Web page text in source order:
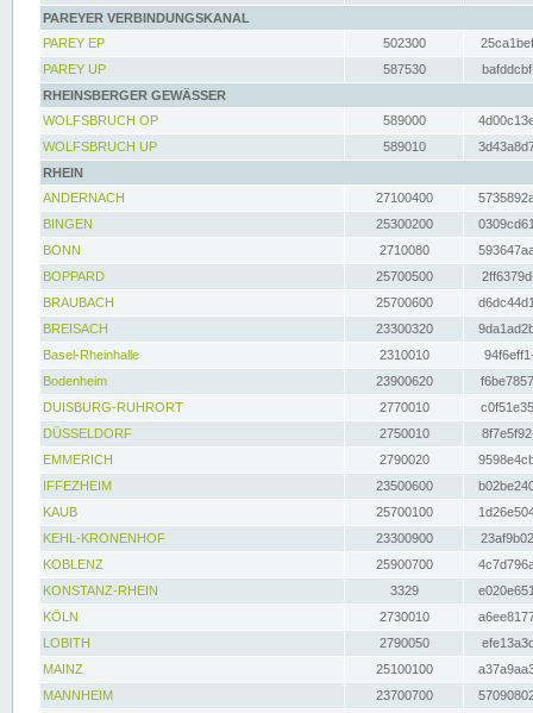
PAREYER VERBINDUNGSKANAL
PAREY EP
502300
PAREY UP
587530
RHEINSBERGER GEWÄSSER
WOLFSBRUCH OP
589000
WOLFSBRUCH UP
589010
RHEIN
ANDERNACH
27100400
BINGEN
25300200
BONN
2710080
BOPPARD
25700500
BRAUBACH
25700600
BREISACH
23300320
Basel-Rheinhalle
2310010
Bodenheim
23900620
DUISBURG-RUHRORT
2770010
DÜSSELDORF
2750010
EMMERICH
2790020
IFFEZHEIM
23500600
KAUB
25700100
KEHL-KRONENHOF
23300900
KOBLENZ
25900700
KONSTANZ-RHEIN
3329
KÖLN
2730010
LOBITH
2790050
MAINZ
25100100
MANNHEIM
23700700